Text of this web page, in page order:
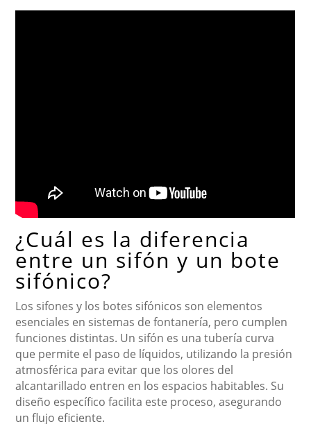
¿Cuál es la diferencia
entre un sifón y un bote
sifónico?
Los sifones y los botes sifónicos son elementos
esenciales en sistemas de fontanería, pero cumplen
funciones distintas. Un sifón es una tubería curva
que permite el paso de líquidos, utilizando la presión
atmosférica para evitar que los olores del
alcantarillado entren en los espacios habitables. Su
diseño específico facilita este proceso, asegurando
un flujo eficiente.